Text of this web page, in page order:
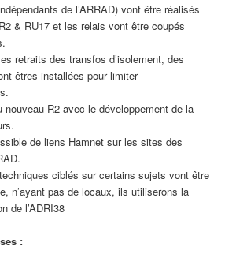
de l’ARRAD) vont être réalisés
& RU17 et les relais vont être coupés
retraits des transfos d’isolement, des
êtres installées pour limiter
nouveau R2 avec le développement de la
de liens Hamnet sur les sites des
ciblés sur certains sujets vont être
n’ayant pas de locaux, ils utiliserons la
de l’ADRI38
: